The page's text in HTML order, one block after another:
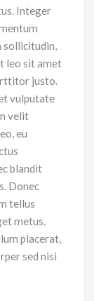
Integer
sollicitudin,
leo sit amet
justo.
vulputate
velit
eu
blandit
Donec
tellus
metus.
placerat,
sed nisi